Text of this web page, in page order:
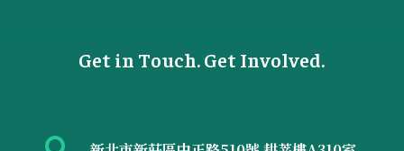
Get in Touch. Get Involved.